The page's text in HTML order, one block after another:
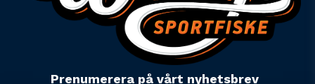
Prenumerera på vårt nyhetsbrev